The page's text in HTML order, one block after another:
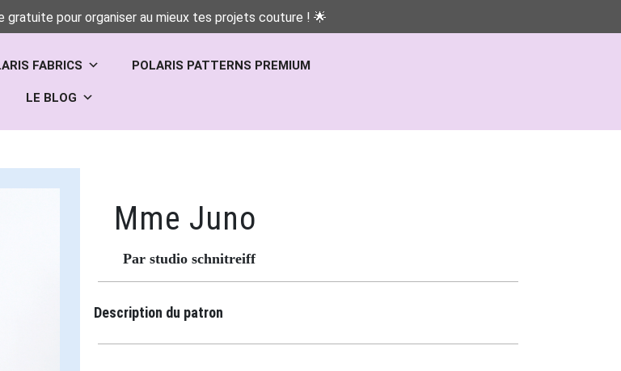
gratuite pour organiser au mieux tes projets couture ! 🌟
FABRICS POLARIS PATTERNS PREMIUM
LE BLOG
Mme Juno
Par studio schnitreiff
Description du patron